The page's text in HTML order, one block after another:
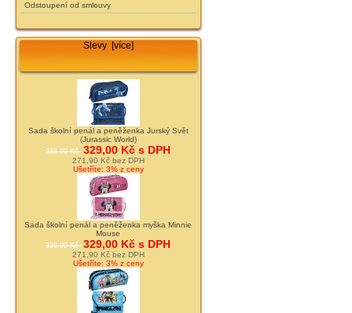
Odstoupení od smlouvy
Slevy [více]
Sada školní penál a peněženka Jurský Svět
(Jurassic World)
338,00 Kč 329,00 Kč s DPH
271,90 Kč bez DPH
Ušetříte: 3% z ceny
Sada školní penál a peněženka myška Minnie
Mouse
338,00 Kč 329,00 Kč s DPH
271,90 Kč bez DPH
Ušetříte: 3% z ceny